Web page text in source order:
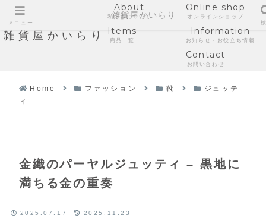
雑貨屋かいらり
About
私たちについて
Online shop
オンラインショップ
Items
商品一覧
Information
お知らせ・お役立ち情報
Contact
お問い合わせ
Home ファッション 靴
ジュッテ
ィ
金織のパーヤルジュッティ – 黒地に
満ちる金の重奏
2025.07.17 2025.11.23
メニュー
雑貨屋かいらり